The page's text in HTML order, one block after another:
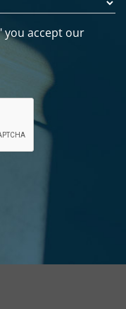
you accept our